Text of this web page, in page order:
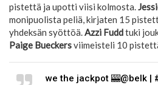
pistettä ja upotti viisi kolmosta.
monipuolista peliä, kirjaten 15
yhdeksän syöttöä.Azzi Fuddtuki
Paige Bueckersviimeisteli 10
we the jackpot 🎰@belk |